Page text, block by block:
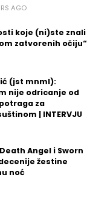
AGO
koje (ni)ste znali
zatvorenih očiju“
(jst mnml):
nije odricanje od
za
| INTERVJU
Angel i Sworn
žestine
noć